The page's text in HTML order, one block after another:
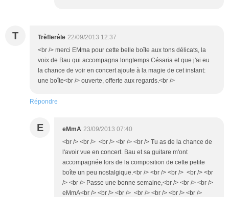
T Trèflerèle 22/09/2013 12:37
<br /> merci EMma pour cette belle boîte aux tons délicats, la
voix de Bau qui accompagna longtemps Césaria et que j'ai eu
la chance de voir en concert ajoute à la magie de cet instant:
une boîte<br /> ouverte, offerte aux regards.<br />
Répondre
E eMmA 23/09/2013 07:40
<br /> <br /> <br /> <br /> <br /> Tu as de la chance de
l'avoir vue en concert. Bau et sa guitare m'ont
accompagnée lors de la composition de cette petite
boîte un peu nostalgique.<br /> <br /> <br /> <br /> <br
/> <br /> Passe une bonne semaine,<br /> <br /> <br />
eMmA<br /> <br /> <br /> <br /> <br /> <br /> <br />